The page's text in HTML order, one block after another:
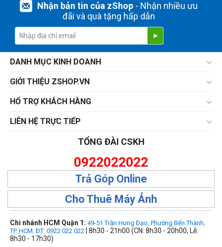
Nhận bản tin của zShop- Nhận nhiều ưu
đãi và quà tặng hấp dẫn
DANH MỤC KINH DOANH
GIỚI THIỆU ZSHOP.VN
HỔ TRỢ KHÁCH HÀNG
LIÊN HỆ TRỰC TIẾP
TỔNG ĐÀI CSKH
0922022022
Trả Góp Online
Cho Thuê Máy Ảnh
Chi nhánh HCM Quận 1: 49-51 Trần Hưng Đạo, Phường Bến Thành,
TP. HCM. ĐT: 0922 022 022 | 8h30 - 21h00 (CN: 8h30 - 20h00, Lễ:
8h30 - 17h30)